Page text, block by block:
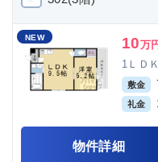
NEW 10万
1ＬＤ
敷金
礼金
物件詳細